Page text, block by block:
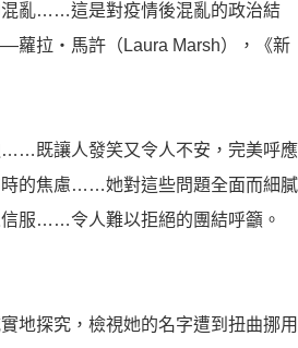
混亂……這是對疫情後混亂的政治結
蘿拉・馬許（Laura Marsh），《新
……既讓人發笑又令人不安，完美呼應
時的焦慮……她對這些問題全面而細膩
服……令人難以拒絕的團結呼籲。
地探究，檢視她的名字遭到扭曲挪用